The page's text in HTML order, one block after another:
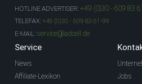
HOTLINE ADVERTISER: +49 (0)30 - 609 83
TELEFAX: +49 (0)30 - 609 83 61-99
E-MAIL: service@adcell.de
Service
News
Affiliate-Lexikon
Jobs